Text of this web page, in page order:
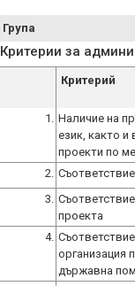
Група
Критерии за
Критерий
1. Наличие на
език, както и
проекти по
2.
3.
проекта
4.
организация
държавна